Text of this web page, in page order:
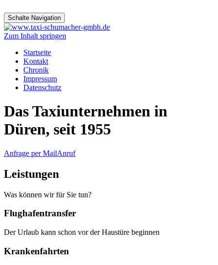
Schalte Navigation
Zum Inhalt springen
Startseite
Kontakt
Chronik
Impressum
Datenschutz
Das Taxiunternehmen in
Düren, seit 1955
Anfrage per MailAnruf
Leistungen
Was können wir für Sie tun?
Flughafentransfer
Der Urlaub kann schon vor der Haustüre beginnen
Krankenfahrten